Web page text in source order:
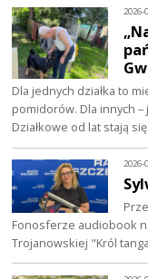
2026-
Dla jednych działka to
pomidorów. Dla innych
Działkowe od lat stają
2026-
Fonosferze audiobook
Trojanowskiej "Król